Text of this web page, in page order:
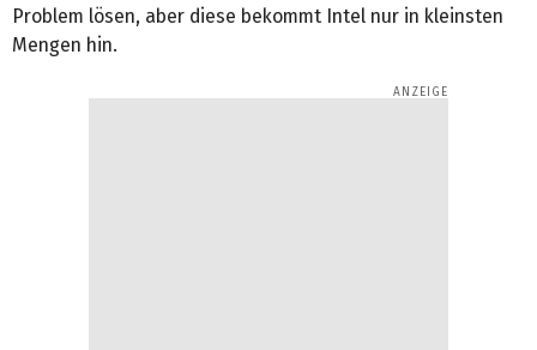
Problem lösen, aber diese bekommt Intel nur in kleinsten
Mengen hin.